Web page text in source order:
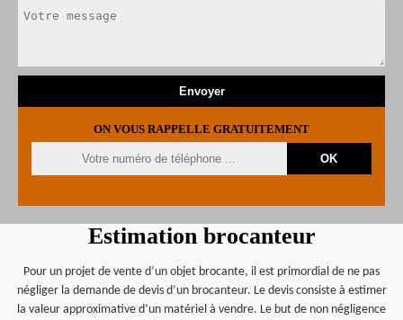
ON VOUS RAPPELLE GRATUITEMENT
Estimation brocanteur
Pour un projet de vente d’un objet brocante, il est primordial de ne pas
négliger la demande de devis d’un brocanteur. Le devis consiste à estimer
la valeur approximative d’un matériel à vendre. Le but de non négligence